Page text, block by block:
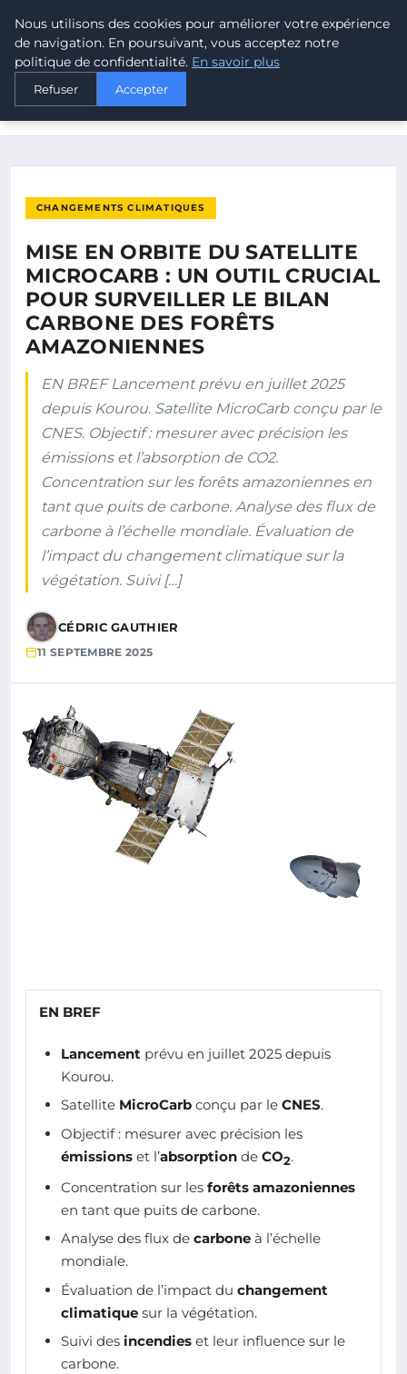
MALTA CLIMATE
ACCUEIL
MISE EN ORBITE DU SATELLITE MICROCARB : UN OUTIL
CHANGEMENTS CLIMATIQUES
MISE EN ORBITE DU SATELLITE
MICROCARB : UN OUTIL CRUCIAL
POUR SURVEILLER LE BILAN
CARBONE DES FORÊTS
AMAZONIENNES
EN BREF Lancement prévu en juillet 2025
depuis Kourou. Satellite MicroCarb conçu par le
CNES. Objectif : mesurer avec précision les
émissions et l’absorption de CO2.
Concentration sur les forêts amazoniennes en
tant que puits de carbone. Analyse des flux de
carbone à l’échelle mondiale. Évaluation de
l’impact du changement climatique sur la
végétation. Suivi […]
CÉDRIC GAUTHIER
11 SEPTEMBRE 2025
EN BREF
Lancement prévu en juillet 2025 depuis
Kourou.
Satellite MicroCarb conçu par le CNES.
Objectif : mesurer avec précision les
émissions et l’absorption de CO2.
Concentration sur les forêts amazoniennes
en tant que puits de carbone.
Analyse des flux de carbone à l’échelle
mondiale.
Évaluation de l’impact du changement
climatique sur la végétation.
Suivi des incendies et leur influence sur le
carbone.
Nous utilisons des cookies pour améliorer votre expérience
de navigation. En poursuivant, vous acceptez notre
politique de confidentialité. En savoir plus
Refuser Accepter